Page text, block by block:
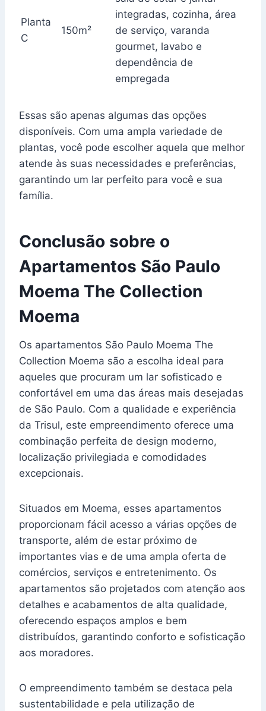
Planta
C
150m²
integradas, cozinha, área
de serviço, varanda
gourmet, lavabo e
dependência de
empregada
Essas são apenas algumas das opções
disponíveis. Com uma ampla variedade de
plantas, você pode escolher aquela que melhor
atende às suas necessidades e preferências,
garantindo um lar perfeito para você e sua
família.
Conclusão sobre o
Apartamentos São Paulo
Moema The Collection
Moema
Os apartamentos São Paulo Moema The
Collection Moema são a escolha ideal para
aqueles que procuram um lar sofisticado e
confortável em uma das áreas mais desejadas
de São Paulo. Com a qualidade e experiência
da Trisul, este empreendimento oferece uma
combinação perfeita de design moderno,
localização privilegiada e comodidades
excepcionais.
Situados em Moema, esses apartamentos
proporcionam fácil acesso a várias opções de
transporte, além de estar próximo de
importantes vias e de uma ampla oferta de
comércios, serviços e entretenimento. Os
apartamentos são projetados com atenção aos
detalhes e acabamentos de alta qualidade,
oferecendo espaços amplos e bem
distribuídos, garantindo conforto e sofisticação
aos moradores.
O empreendimento também se destaca pela
sustentabilidade e pela utilização de